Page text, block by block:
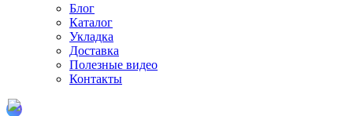
Блог
Каталог
Укладка
Доставка
Полезные видео
Контакты